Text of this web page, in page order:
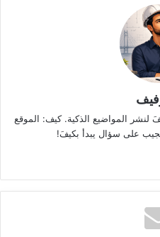
المواضيع الذكية. كيف: الموقع
على سؤال يبدأ بكيفَ!